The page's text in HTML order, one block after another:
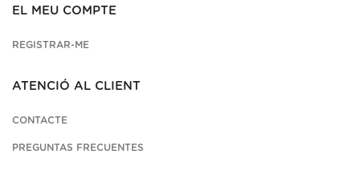
EL MEU COMPTE
REGISTRAR-ME
ATENCIÓ AL CLIENT
CONTACTE
PREGUNTAS FRECUENTES